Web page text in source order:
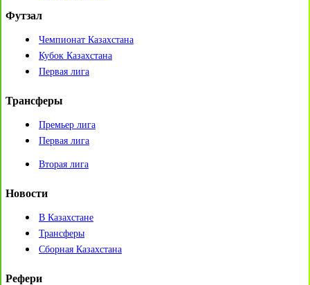
Футзал
Чемпионат Казахстана
Кубок Казахстана
Первая лига
Трансферы
Премьер лига
Первая лига
Вторая лига
Новости
В Казахстане
Трансферы
Сборная Казахстана
Рефери